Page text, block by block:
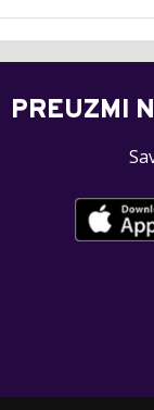
PREUZMI